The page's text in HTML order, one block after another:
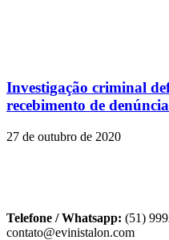
Investigação criminal
recebimento de
27 de outubro de 2020
Telefone / Whatsapp: (51)
contato@evinistalon.com